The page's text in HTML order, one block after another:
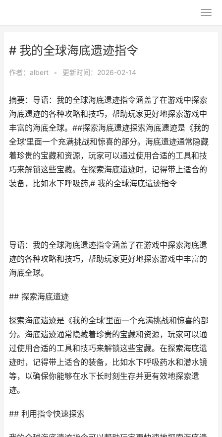
# 我的全球海底遗迹指令
作者： albert • 更新时间：2026-02-14
摘要：导语：我的全球海底遗迹指令涵盖了在游戏中探索
海底遗迹的各种攻略和技巧，帮助玩家更好地探索游戏中
丰富的海底全球。##探索海底遗迹探索海底遗迹是《我的
全球’里面一个充满挑战和惊喜的部分。海底遗迹通常隐藏
着珍贵的宝藏和资源，玩家可以通过使用合适的工具和技
巧来解锁这些宝藏。在探索海底遗迹时，记得带上适合的
装备，比如水下呼吸药,# 我的全球海底遗迹指令
导语：我的全球海底遗迹指令涵盖了在游戏中探索海底遗
迹的各种攻略和技巧，帮助玩家更好地探索游戏中丰富的
海底全球。
## 探索海底遗迹
探索海底遗迹是《我的全球’里面一个充满挑战和惊喜的部
分。海底遗迹通常隐藏着珍贵的宝藏和资源，玩家可以通
过使用合适的工具和技巧来解锁这些宝藏。在探索海底遗
迹时，记得带上适合的装备，比如水下呼吸药水和潜水镜
等，以确保你能够在水下长时刻生存并更有效地探索遗
迹。
## 利用指令快速探索